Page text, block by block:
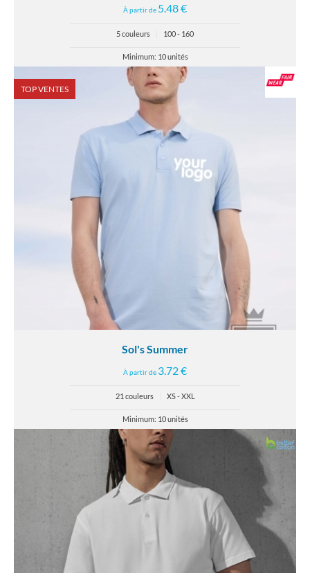
À partir de 5.48 €
5 couleurs 100 - 160
Minimum: 10 unités
TOP VENTES
Sol's Summer
À partir de 3.72 €
21 couleurs XS - XXL
Minimum: 10 unités